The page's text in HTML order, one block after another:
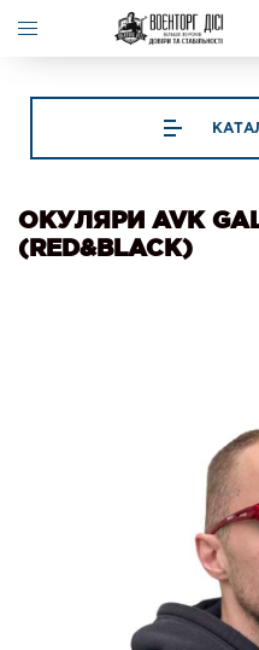
ОКУЛЯРИ AVK
(RED&BLACK)